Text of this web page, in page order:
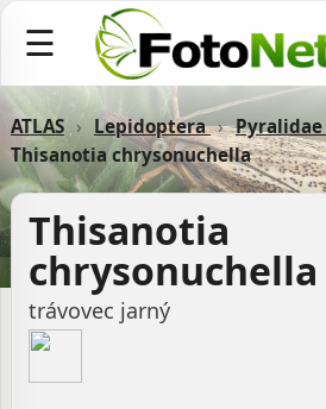
☰
ATLAS › Lepidoptera › Pyralidae
Thisanotia chrysonuchella
Thisanotia
chrysonuchella
trávovec jarný